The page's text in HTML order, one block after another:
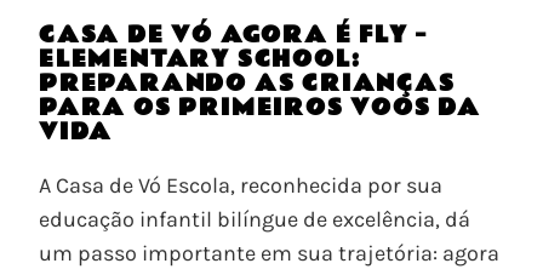
CASA DE VÓ AGORA É FLY –
ELEMENTARY SCHOOL:
PREPARANDO AS CRIANÇAS
PARA OS PRIMEIROS VOOS DA
VIDA
A Casa de Vó Escola, reconhecida por sua
educação infantil bilíngue de excelência, dá
um passo importante em sua trajetória: agora